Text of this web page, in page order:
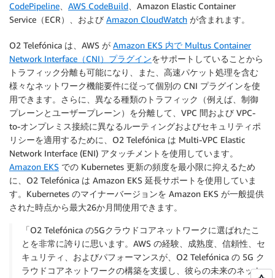
CodePipeline
AWS CodeBuild 、Amazon Elastic Container
Service（ECR）、および Amazon CloudWatch が含まれます。
O2 Telefónica は、AWS が Amazon EKS 内で Multus Container
Network Interface（CNI）プラグインをサポートしていることから
トラフィック分離も可能になり、また、高速パケット処理を含む
様々なネットワーク機能要件に従って個別の CNI プラグインを使
用できます。さらに、異なる種類のトラフィック（例えば、制御
プレーンとユーザープレーン）を分離して、VPC 間および VPC-
to-オンプレミス接続に異なるルーティングおよびセキュリティポ
リシーを適用するために、O2 Telefónica は Multi-VPC Elastic
Network Interface (ENI) アタッチメントを使用しています。
Amazon EKS での Kubernetes 更新の頻度を最小限に抑えるため
に、O2 Telefónica は Amazon EKS 延長サポートを使用していま
す。Kubernetes のマイナーバージョンを Amazon EKS が一般提供
された時点から最大26か月間使用できます。
「O2 Telefónica の5Gクラウドコアネットワークに選ばれたこ
とを非常に誇りに思います。AWS の経験、成熟度、信頼性、セ
キュリティ、およびパフォーマンスが、O2 Telefónica の 5G ク
ラウドコアネットワークの構築を支援し、彼らの未来のネット